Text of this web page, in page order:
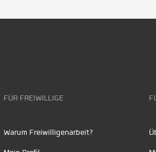
FÜR FREIWILLIGE
Warum Freiwilligenarbeit?